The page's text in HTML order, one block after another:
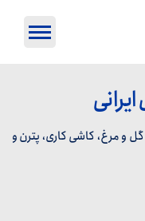
و مرغ، کاشی کاری، پترن و